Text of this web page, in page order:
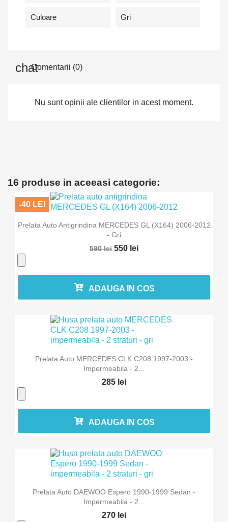
Culoare Gri
Comentarii (0)
Nu sunt opinii ale clientilor in acest moment.
16 produse in aceeasi categorie:
Prelata Auto Antigrindina MERCEDES GL (X164) 2006-2012
- Gri
590 lei 550 lei
-40 LEI
ADAUGA IN COS
Prelata Auto MERCEDES CLK C208 1997-2003 -
Impermeabila - 2...
285 lei
ADAUGA IN COS
Prelata Auto DAEWOO Espero 1990-1999 Sedan -
Impermeabila - 2...
270 lei